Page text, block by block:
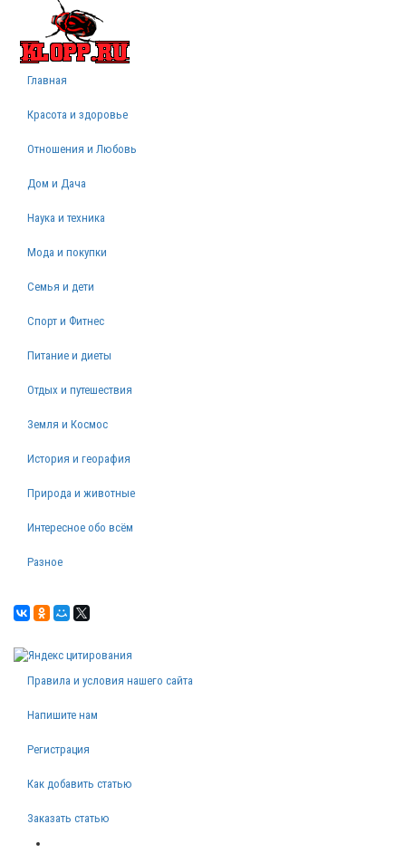
Главная
Красота и здоровье
Отношения и Любовь
Дом и Дача
Наука и техника
Мода и покупки
Семья и дети
Спорт и Фитнес
Питание и диеты
Отдых и путешествия
Земля и Космос
История и георафия
Природа и животные
Интересное обо всём
Разное
Правила и условия нашего сайта
Напишите нам
Регистрация
Как добавить статью
Заказать статью